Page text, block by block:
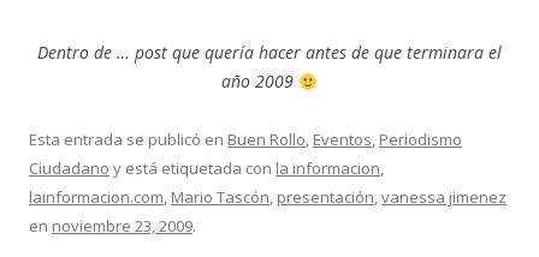
Dentro de … post que quería hacer antes de que terminara el
año 2009
Esta entrada se publicó en Buen Rollo, Eventos, Periodismo
Ciudadano y está etiquetada con la informacion,
lainformacion.com, Mario Tascón, presentación,vanessa jimenez
en noviembre 23, 2009.